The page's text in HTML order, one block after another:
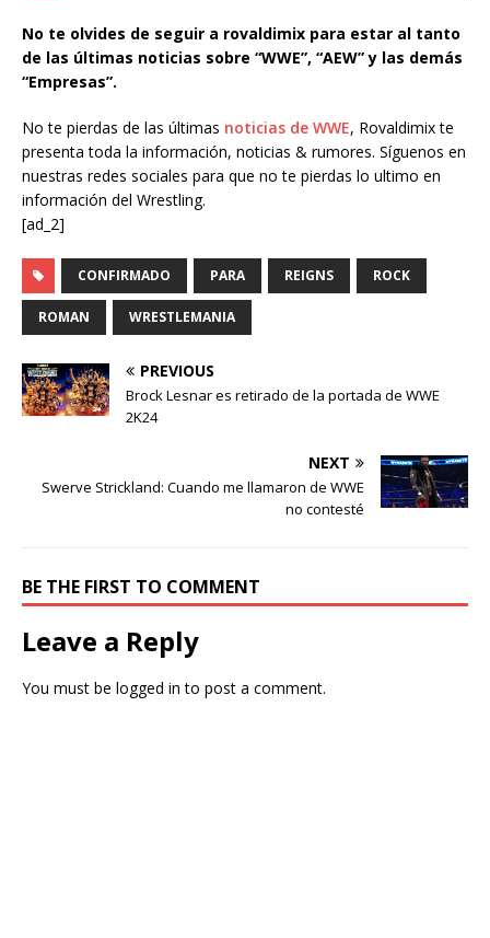
No te olvides de seguir a rovaldimix para estar al tanto
de las últimas noticias sobre “WWE”, “AEW” y las demás
“Empresas”.
No te pierdas de las últimas noticias de WWE, Rovaldimix te
presenta toda la información, noticias & rumores. Síguenos en
nuestras redes sociales para que no te pierdas lo ultimo en
información del Wrestling.
[ad_2]
CONFIRMADO PARA REIGNS ROCK
ROMAN WRESTLEMANIA
PREVIOUS
Brock Lesnar es retirado de la portada de WWE
2K24
NEXT
Swerve Strickland: Cuando me llamaron de WWE
no contesté
BE THE FIRST TO COMMENT
Leave a Reply
You must be logged in to post a comment.